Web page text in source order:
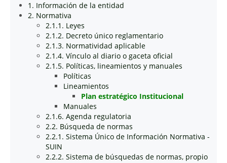
1. Información de la entidad
2. Normativa
2.1.1. Leyes
2.1.2. Decreto único reglamentario
2.1.3. Normatividad aplicable
2.1.4. Vínculo al diario o gaceta oficial
2.1.5. Políticas, lineamientos y manuales
Políticas
Lineamientos
Plan estratégico Institucional
Manuales
2.1.6. Agenda regulatoria
2.2. Búsqueda de normas
2.2.1. Sistema Único de Información Normativa -
SUIN
2.2.2. Sistema de búsquedas de normas, propio